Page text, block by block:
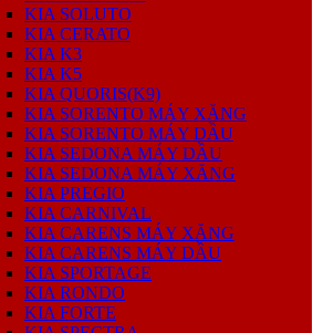
KIA SOLUTO
KIA CERATO
KIA K3
KIA K5
KIA QUORIS(K9)
KIA SORENTO MÁY XĂNG
KIA SORENTO MÁY DẦU
KIA SEDONA MÁY DẦU
KIA SEDONA MÁY XĂNG
KIA PREGIO
KIA CARNIVAL
KIA CARENS MÁY XĂNG
KIA CARENS MÁY DẦU
KIA SPORTAGE
KIA RONDO
KIA FORTE